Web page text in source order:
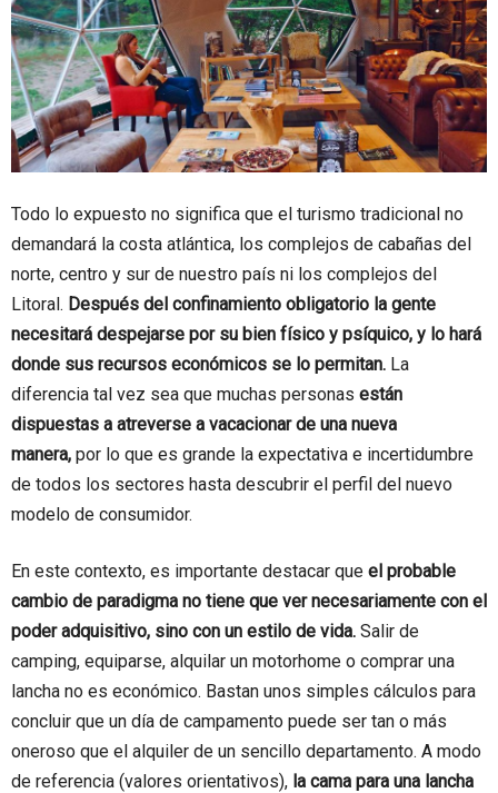
Todo lo expuesto no significa que el turismo tradicional no
demandará la costa atlántica, los complejos de cabañas del
norte, centro y sur de nuestro país ni los complejos del
Litoral. Después del confinamiento obligatorio la gente
necesitará despejarse por su bien físico y psíquico, y lo hará
donde sus recursos económicos se lo permitan. La
diferencia tal vez sea que muchas personas están
dispuestas a atreverse a vacacionar de una nueva
manera, por lo que es grande la expectativa e incertidumbre
de todos los sectores hasta descubrir el perfil del nuevo
modelo de consumidor.
En este contexto, es importante destacar que el probable
cambio de paradigma no tiene que ver necesariamente con el
poder adquisitivo, sino con un estilo de vida. Salir de
camping, equiparse, alquilar un motorhome o comprar una
lancha no es económico. Bastan unos simples cálculos para
concluir que un día de campamento puede ser tan o más
oneroso que el alquiler de un sencillo departamento. A modo
de referencia (valores orientativos), la cama para una lancha